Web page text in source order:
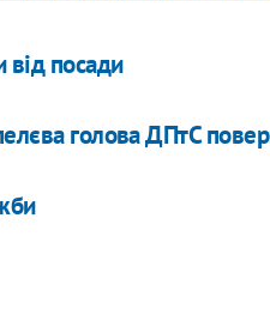
від посади
голова ДПтС